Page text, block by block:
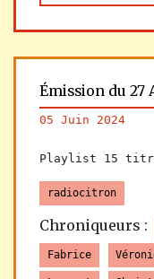
Émission du 27
05 Juin 2024
Playlist 15
radiocitron
Chroniqueurs :
Fabrice